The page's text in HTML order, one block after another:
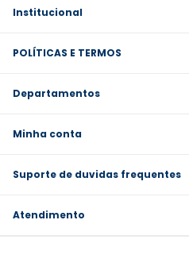
Institucional
POLÍTICAS E TERMOS
Departamentos
Minha conta
Suporte de duvidas frequentes
Atendimento